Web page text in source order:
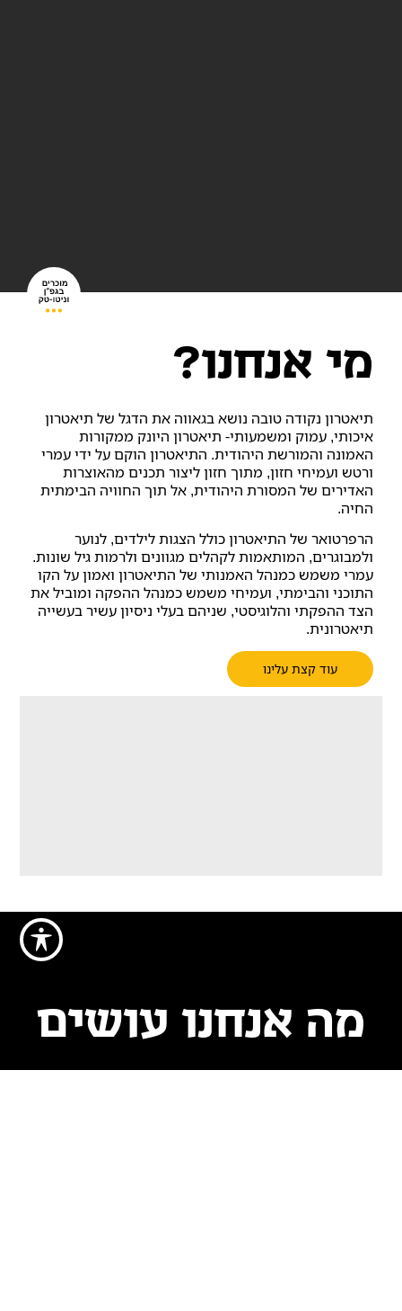
מי אנחנו?
תיאטרון נקודה טובה נושא בגאווה את הדגל של תיאטרון
איכותי, עמוק ומשמעותי- תיאטרון היונק ממקורות
האמונה והמורשת היהודית. התיאטרון הוקם על ידי עמרי
ורטש ועמיחי חזון, מתוך חזון ליצור תכנים מהאוצרות
האדירים של המסורת היהודית, אל תוך החוויה הבימתית
החיה.
הרפרטואר של התיאטרון כולל הצגות לילדים, לנוער
ולמבוגרים, המותאמות לקהלים מגוונים ולרמות גיל שונות.
עמרי משמש כמנהל האמנותי של התיאטרון ואמון על הקו
התוכני והבימתי, ועמיחי משמש כמנהל ההפקה ומוביל את
הצד ההפקתי והלוגיסטי, שניהם בעלי ניסיון עשיר בעשייה
תיאטרונית.
עוד קצת עלינו
מה אנחנו עושים